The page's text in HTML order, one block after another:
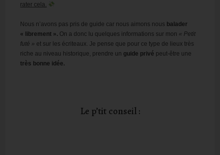
rater cela.
Nous n’avons pas pris de guide car nous aimons nous balader
« librement ». On a donc lu quelques informations sur mon « Petit
futé » et sur les écriteaux. Je pense que pour ce type de lieux très
riche au niveau historique, prendre un guide privé peut-être une
très bonne idée.
Le p’tit conseil :